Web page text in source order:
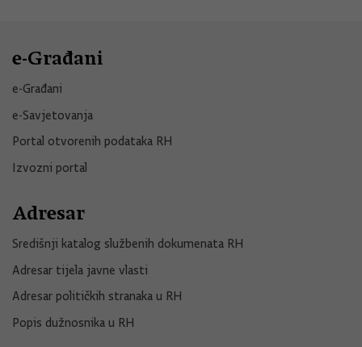
e-Građani
e-Građani
e-Savjetovanja
Portal otvorenih podataka RH
Izvozni portal
Adresar
Središnji katalog službenih dokumenata RH
Adresar tijela javne vlasti
Adresar političkih stranaka u RH
Popis dužnosnika u RH